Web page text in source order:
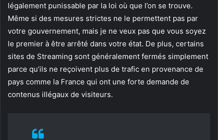
légalement punissable par la loi où que l’on se trouve.
Même si des mesures strictes ne le permettent pas par
votre gouvernement, mais je ne veux pas que vous soyez
le premier à être arrêté dans votre état. De plus, certains
sites de Streaming sont généralement fermés simplement
parce qu’ils ne reçoivent plus de trafic en provenance de
pays comme la France qui ont une forte demande de
contenus illégaux de visiteurs.